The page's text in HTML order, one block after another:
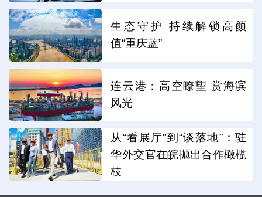
生态守护 持续解锁高颜
值“重庆蓝”
连云港：高空瞭望 赏海滨
风光
从“看展厅”到“谈落地”：驻
华外交官在皖抛出合作橄榄
枝